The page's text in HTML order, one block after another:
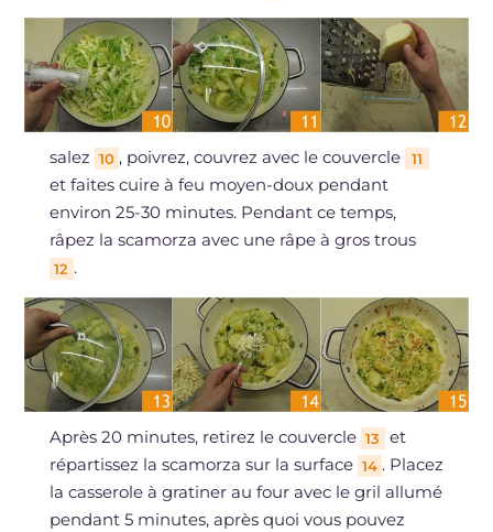
salez 10 , poivrez, couvrez avec le couvercle 11
et faites cuire à feu moyen-doux pendant
environ 25-30 minutes. Pendant ce temps,
râpez la scamorza avec une râpe à gros trous
12 .
Après 20 minutes, retirez le couvercle 13
et
répartissez la scamorza sur la surface 14 . Placez
la casserole à gratiner au four avec le gril allumé
pendant 5 minutes, après quoi vous pouvez